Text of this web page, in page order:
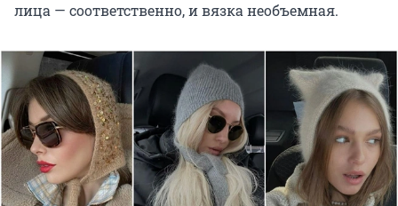
лица — соответственно, и вязка необъемная.